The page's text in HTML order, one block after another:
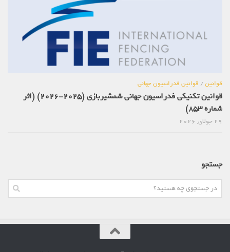
قوانین/قوانین فدراسیون جهانی
قوانین تکنیکی فدراسیون جهانی شمشیربازی (2025-2026) (اثر
شماره 853)
جستجو